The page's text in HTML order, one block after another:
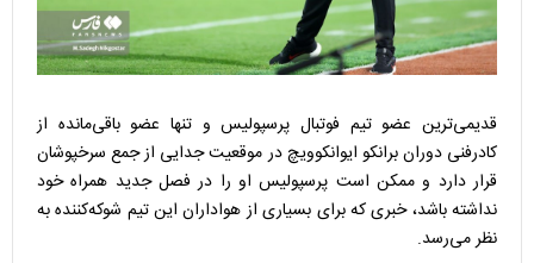
قدیمی‌ترین عضو تیم فوتبال پرسپولیس و تنها عضو باقی‌مانده از
کادرفنی دوران برانکو ایوانکوویچ در موقعیت جدایی از جمع سرخپوشان
قرار دارد و ممکن است پرسپولیس او را در فصل جدید همراه خود
نداشته باشد، خبری که برای بسیاری از هواداران این تیم شوکه‌کننده به
نظر می‌رسد.